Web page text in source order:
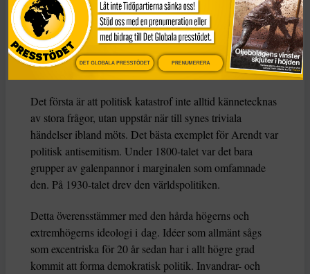
Att jämföra dagens politik med fullfjädrad totalitarism
kan vara upplysande. Men om det är allt vi gör riskerar
vi att förbise Arendts mer subtila lärdomar om
varningstecken som kan hjälpa oss att bedöma hot mot
demokratin.
Det första är att politisk katastrof inte alltid kännetecknas
av stora frågor, utan uppstår när till synes triviala
händelser ibland möts. Det bästa exemplet för Arendt var
politisk antisemitism. Under 1800-talet var det bara
grupper av galenpannor i marginalen som omfamnade
den. På 1930-talet drev den världspolitiken.
Detta överensstämmer med den hårda högerns och
extremhögerns ideologi i dag. Idéer som allmänt sågs
som excentriska för 20 år sedan har i allt högre grad
kommit att forma demokratisk politik. Invandrar- och
DET GLOBALA PRESSTÖDET PRENUMERERA